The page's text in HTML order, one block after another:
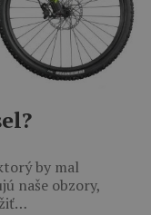
by mal
naše obzory,